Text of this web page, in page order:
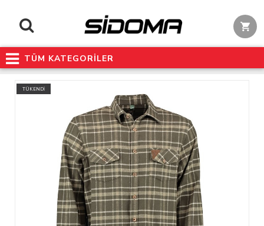
TÜM KATEGORİLER
TÜKENDİ